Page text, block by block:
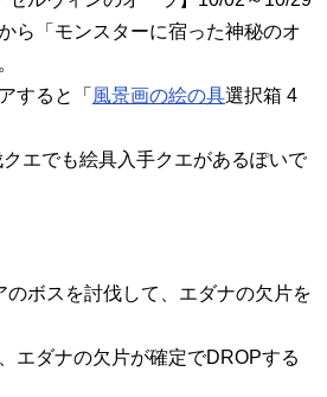
ら「モンスターに宿った神秘のオ
すると「 風景画の絵の具選択箱 4
エでも絵具入手クエがあるぽいで
のボスを討伐して、エダナの欠片を
エダナの欠片が確定でDROPする